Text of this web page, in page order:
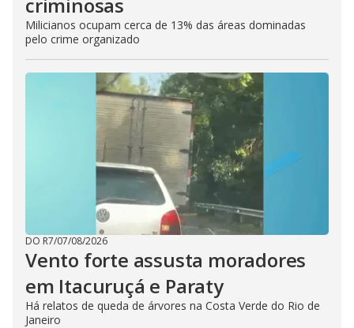
Milicianos ocupam cerca de 13% das áreas dominadas
pelo crime organizado
DO R7/07/08/2026
Vento forte assusta moradores
em Itacuruçá e Paraty
Há relatos de queda de árvores na Costa Verde do Rio de
Janeiro